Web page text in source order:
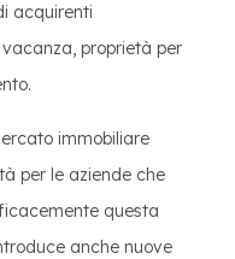
acquirenti
proprietà per
immobiliare
per le aziende che
questa
anche nuove